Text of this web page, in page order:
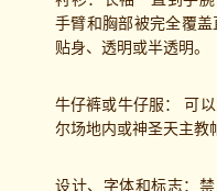
手臂和胸部被完全覆
贴身、透明或半透明。
牛仔裤或牛仔服： 可
尔场地内或神圣天主